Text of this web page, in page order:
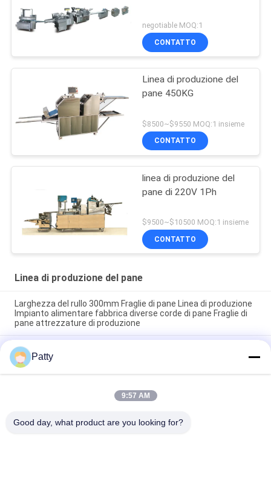
negotiable MOQ:1
CONTATTO
Linea di produzione del
pane 450KG
$8500~$9550 MOQ:1 insieme
CONTATTO
linea di produzione del
pane di 220V 1Ph
$9500~$10500 MOQ:1 insieme
CONTATTO
Linea di produzione del pane
Larghezza del rullo 300mm Fraglie di pane Linea di produzione
Impianto alimentare fabbrica diverse corde di pane Fraglie di
pane attrezzature di produzione
Linea di produzione di pane con cottura personalizzabile,
motore e temperatura di cottura da 200 a 250 gradi Celsius,
che garantisce una cottura uniforme del pane
Linea di produzione di pane raffreddato ad aria forzata dotata
di struttura combinata Video che garantisce una produzione
Patty
9:57 AM
Good day, what product are you looking for?